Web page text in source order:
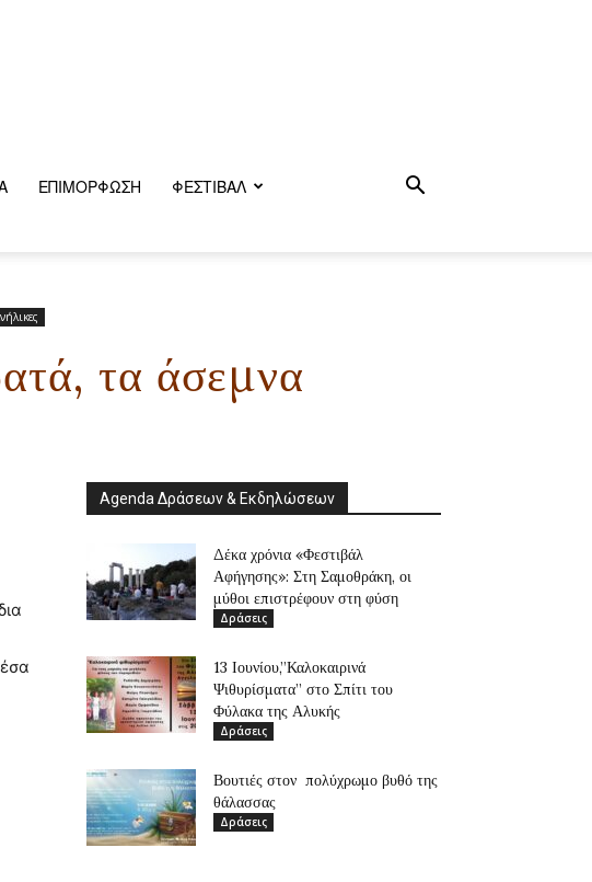
ΕΠΙΜΌΡΦΩΣΗ
ΦΕΣΤΙΒΑΛ
τα άσεμνα
Agenda Δράσεων & Εκδηλώσεων
Δέκα χρόνια «Φεστιβάλ
Αφήγησης»: Στη Σαμοθράκη, οι
μύθοι επιστρέφουν στη φύση
Δράσεις
13 Ιουνίου,”Καλοκαιρινά
Ψιθυρίσματα” στο Σπίτι του
Φύλακα της Αλυκής
Δράσεις
Βουτιές στον πολύχρωμο βυθό της
θάλασσας
Δράσεις